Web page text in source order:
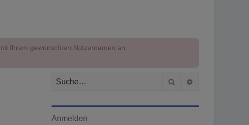
Ihrem gewünschten Nutzernamen an
Suche
Anmelden